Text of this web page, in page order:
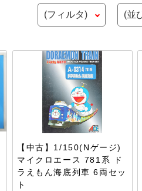
【中古】1/150(Nゲージ)
マイクロエース 781系 ド
ラえもん海底列車 6両セッ
ト